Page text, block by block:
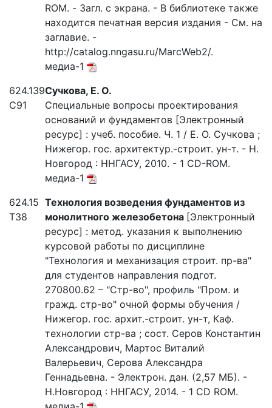
ROM. - Загл. с экрана. - В библиотеке также
находится печатная версия издания - См. на
заглавие. -
http://catalog.nngasu.ru/MarcWeb2/.
медиа-1
624.139
С91
Сучкова, Е. О.
Специальные вопросы проектирования
оснований и фундаментов [Электронный
ресурс] : учеб. пособие. Ч. 1 / Е. О. Сучкова ;
Нижегор. гос. архитектур.-строит. ун-т. - Н.
Новгород : ННГАСУ, 2010. - 1 CD-ROM.
медиа-1
624.15
Т38
Технология возведения фундаментов из
монолитного железобетона [Электронный
ресурс] : метод. указания к выполнению
курсовой работы по дисциплине
"Технология и механизация строит. пр-ва"
для студентов направления подгот.
270800.62 – "Стр-во", профиль "Пром. и
гражд. стр-во" очной формы обучения /
Нижегор. гос. архит.-строит. ун-т, Каф.
технологии стр-ва ; сост. Серов Константин
Александрович, Мартос Виталий
Валерьевич, Серова Александра
Геннадьевна. - Электрон. дан. (2,57 МБ). -
Н.Новгород : ННГАСУ, 2014. - 1 CD ROM.